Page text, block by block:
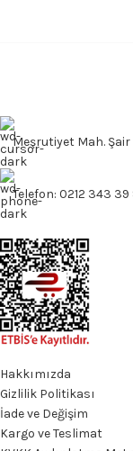
Meşrutiyet Mah.
Telefon: 0212 343 39
Hakkımızda
Gizlilik Politikası
İade ve Değişim
Kargo ve Teslimat